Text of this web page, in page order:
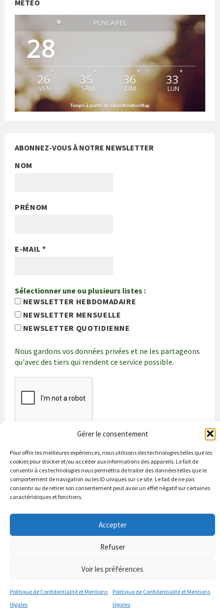
Gérer le consentement
Pour offrir les meilleures expériences, nous utilisons des technologies telles que les
cookies pour stocker et/ou accéder aux informations des appareils. Le fait de
consentir à ces technologies nous permettra de traiter des données telles que le
comportement de navigation ou les ID uniques sur ce site. Le fait de ne pas
consentir ou de retirer son consentement peut avoir un effet négatif sur certaines
caractéristiques et fonctions.
Accepter
Refuser
Voir les préférences
Politique de Confidentialité et Mentions
légales
Politique de Confidentialité et Mentions
légales
MÉTÉO
PUYCAPEL
28
°
26 °
VEN
35 °
SAM
36°
DIM
33 °
LUN
Temps à partir de OpenWeatherMap
ABONNEZ-VOUS À NOTRE NEWSLETTER
NOM
PRÉNOM
E-MAIL*
Sélectionner une ou plusieurs listes :
NEWSLETTER HEBDOMADAIRE
NEWSLETTER MENSUELLE
NEWSLETTER QUOTIDIENNE
Nous gardons vos données privées et ne les partageons
qu'avec des tiers qui rendent ce service possible.
La municipalité
Les bonnes adresses
Contacts & renseignements
Conformité à la loi RGPD
Puycapel.fr utilise des cookies pour améliorer les performance et
votre usage du site web. nous présumons de votre accord pour
le dicte et vous en donne le droit .